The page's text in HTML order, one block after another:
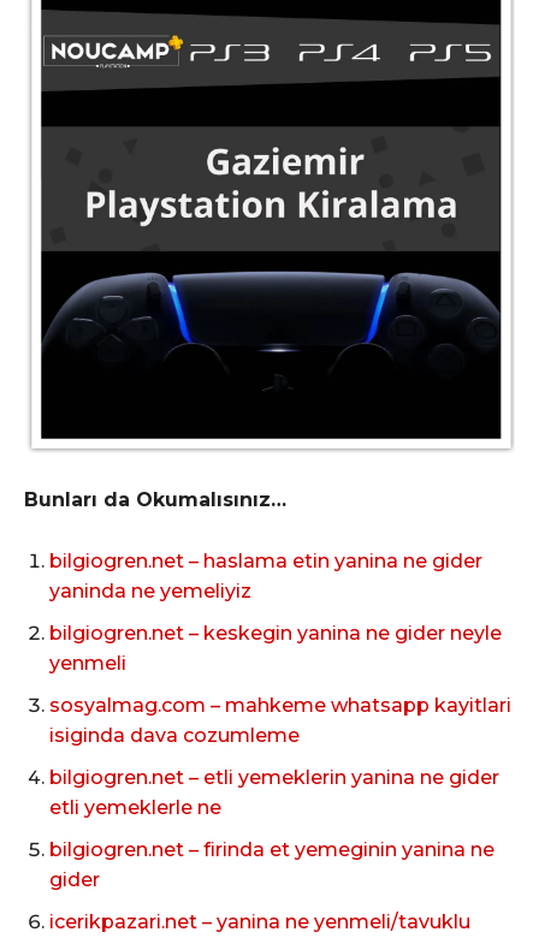
Bunları da Okumalısınız…
bilgiogren.net – haslama etin yanina ne gider
yaninda ne yemeliyiz
bilgiogren.net – keskegin yanina ne gider neyle
yenmeli
sosyalmag.com – mahkeme whatsapp kayitlari
isiginda dava cozumleme
bilgiogren.net – etli yemeklerin yanina ne gider
etli yemeklerle ne
bilgiogren.net – firinda et yemeginin yanina ne
gider
icerikpazari.net – yanina ne yenmeli/tavuklu